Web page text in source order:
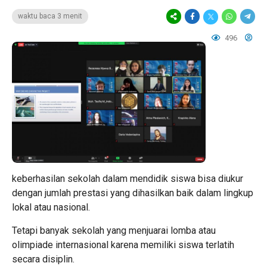
waktu baca 3 menit
496
keberhasilan sekolah dalam mendidik siswa bisa diukur
dengan jumlah prestasi yang dihasilkan baik dalam lingkup
lokal atau nasional.
Tetapi banyak sekolah yang menjuarai lomba atau
olimpiade internasional karena memiliki siswa terlatih
secara disiplin.